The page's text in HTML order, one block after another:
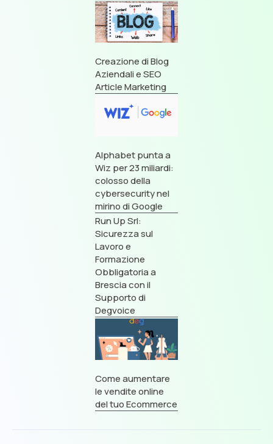
Creazione di Blog
Aziendali e SEO
Article Marketing
Alphabet punta a
Wiz per 23 miliardi:
colosso della
cybersecurity nel
mirino di Google
Run Up Srl:
Sicurezza sul
Lavoro e
Formazione
Obbligatoria a
Brescia con il
Supporto di
Degvoice
Come aumentare
le vendite online
del tuo Ecommerce